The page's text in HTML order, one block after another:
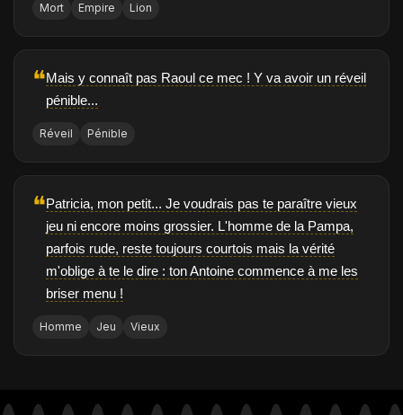
Mort Empire Lion
❝Mais y connaît pas Raoul ce mec ! Y va avoir un réveil
pénible...
Réveil Pénible
❝Patricia, mon petit... Je voudrais pas te paraître vieux
jeu ni encore moins grossier. L'homme de la Pampa,
parfois rude, reste toujours courtois mais la vérité
m'oblige à te le dire : ton Antoine commence à me les
briser menu !
Homme Jeu Vieux